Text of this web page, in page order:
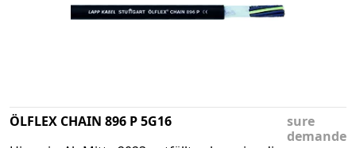
ÖLFLEX CHAIN 896 P 5G16
sure
demande